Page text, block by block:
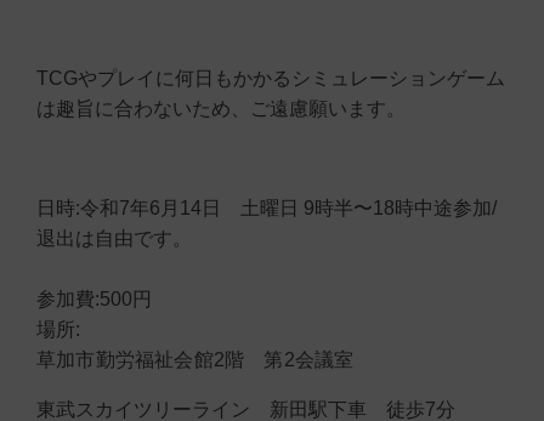
TCGやプレイに何日もかかるシミュレーションゲーム
は趣旨に合わないため、ご遠慮願います。
日時:令和7年6月14日 土曜日 9時半〜18時中途参加/
退出は自由です。
参加費:500円
場所:
草加市勤労福祉会館2階 第2会議室
東武スカイツリーライン 新田駅下車 徒歩7分